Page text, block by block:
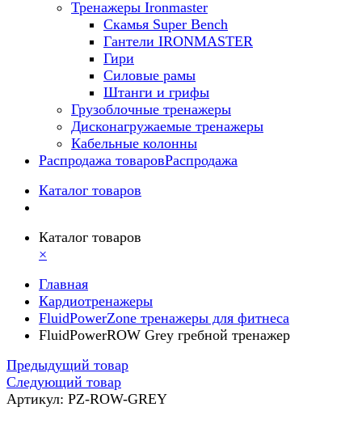
Тренажеры Ironmaster
Скамья Super Bench
Гантели IRONMASTER
Гири
Силовые рамы
Штанги и грифы
Грузоблочные тренажеры
Дисконагружаемые тренажеры
Кабельные колонны
Распродажа товаровРаспродажа
Каталог товаров
Каталог товаров
×
Главная
Кардиотренажеры
FluidPowerZone тренажеры для фитнеса
FluidPowerROW Grey гребной тренажер
Предыдущий товар
Следующий товар
Артикул: PZ-ROW-GREY